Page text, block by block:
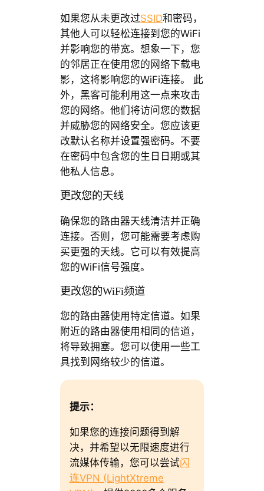
如果您从未更改过SSID和密码，
其他人可以轻松连接到您的WiFi
并影响您的带宽。想象一下，您
的邻居正在使用您的网络下载电
影，这将影响您的WiFi连接。 此
外，黑客可能利用这一点来攻击
您的网络。他们将访问您的数据
并威胁您的网络安全。您应该更
改默认名称并设置强密码。不要
在密码中包含您的生日日期或其
他私人信息。
更改您的天线
确保您的路由器天线清洁并正确
连接。否则，您可能需要考虑购
买更强的天线。它可以有效提高
您的WiFi信号强度。
更改您的WiFi频道
您的路由器使用特定信道。如果
附近的路由器使用相同的信道，
将导致拥塞。您可以使用一些工
具找到网络较少的信道。
提示：
如果您的连接问题得到解
决，并希望以无限速度进行
流媒体传输，您可以尝试闪
连VPN (LightXtreme